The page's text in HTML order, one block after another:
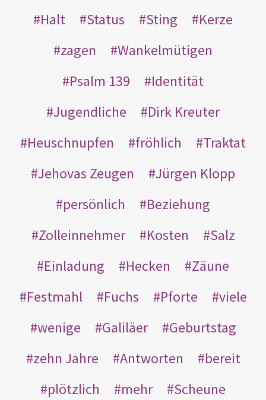
Halt
Status Sting
Kerze
zagen
Wankelmütigen
Psalm 139
Identität
Jugendliche
Dirk Kreuter
Heuschnupfen
fröhlich
Traktat
Jehovas Zeugen
Jürgen Klopp
persönlich
Beziehung
Zolleinnehmer
Kosten
Salz
Einladung
Hecken
Zäune
Festmahl
Fuchs Pforte
viele
wenige
Galiläer
Geburtstag
zehn Jahre
Antworten
bereit
plötzlich
mehr Scheune